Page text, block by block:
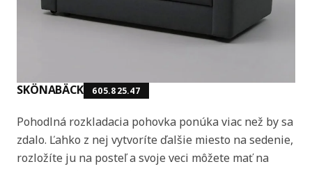
SKÖNABÄCK 605.825.47
Pohodlná rozkladacia pohovka ponúka viac než by sa
zdalo. Ľahko z nej vytvoríte ďalšie miesto na sedenie,
rozložíte ju na posteľ a svoje veci môžete mať na